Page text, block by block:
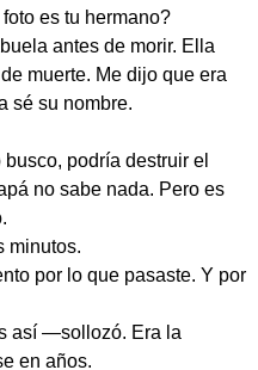
es tu hermano?
antes de morir. Ella
muerte. Me dijo que era
sé su nombre.
podría destruir el
no sabe nada. Pero es
minutos.
por lo que pasaste. Y por
así —sollozó. Era la
en años.